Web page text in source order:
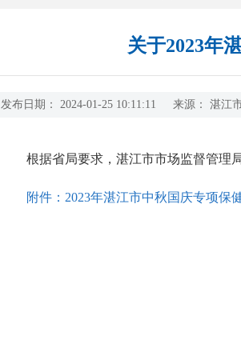
关于2023年
发布日期： 2024-01-25 10:11:11 来源： 湛江
根据省局要求，湛江市市场监督管理局
附件：2023年湛江市中秋国庆专项保